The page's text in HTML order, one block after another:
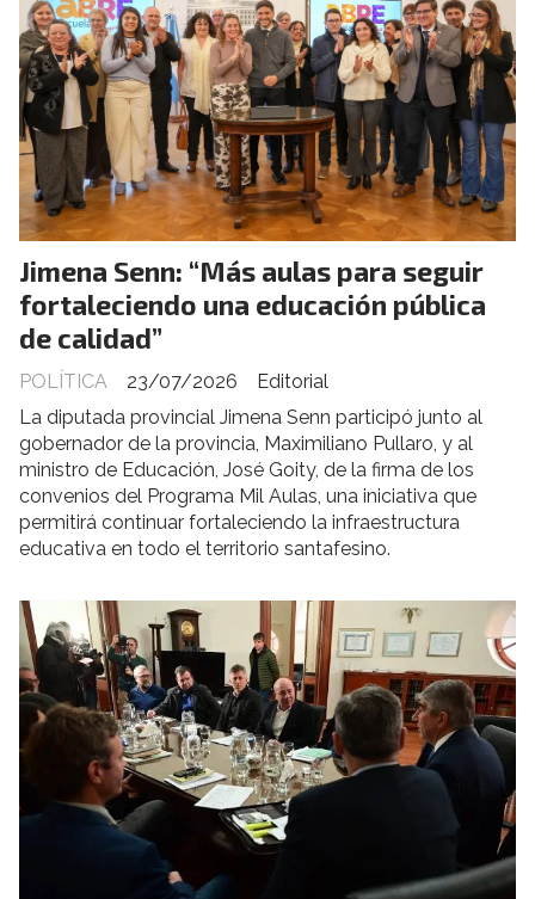
Jimena Senn: “Más aulas para seguir
fortaleciendo una educación pública
de calidad”
Editorial
POLÍTICA
23/07/2026
La diputada provincial Jimena Senn participó junto al
gobernador de la provincia, Maximiliano Pullaro, y al
ministro de Educación, José Goity, de la firma de los
convenios del Programa Mil Aulas, una iniciativa que
permitirá continuar fortaleciendo la infraestructura
educativa en todo el territorio santafesino.